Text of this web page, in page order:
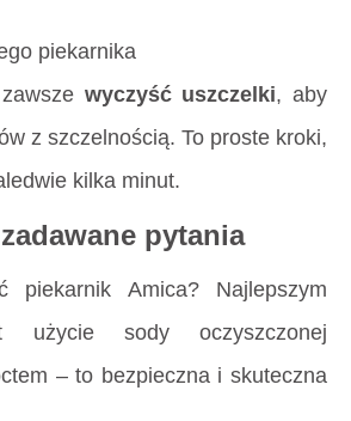
wyczyść uszczelki, aby
z szczelnością. To proste kroki,
kilka minut.
pytania
piekarnik Amica? Najlepszym
użycie sody oczyszczonej
– to bezpieczna i skuteczna